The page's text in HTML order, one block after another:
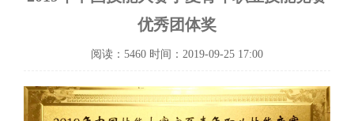
优秀团体奖
阅读：5460 时间：2019-09-25 17:00